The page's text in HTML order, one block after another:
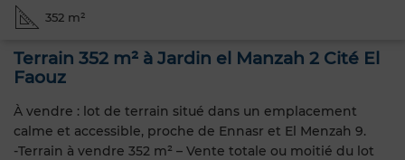
352 m²
Terrain 352 m² à Jardin el Manzah 2 Cité El
Faouz
À vendre : lot de terrain situé dans un emplacement
calme et accessible, proche de Ennasr et El Menzah 9.
-Terrain à vendre 352 m² – Vente totale ou moitié du lot